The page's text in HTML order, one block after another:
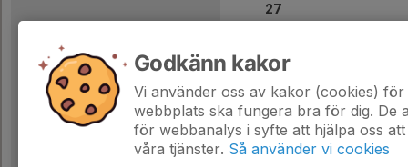
27
28
Godkänn kakor
Vi använder oss av kakor (cookies)
webbplats ska fungera bra för dig. De
för webbanalys i syfte att hjälpa oss
våra tjänster. Så använder vi cookies